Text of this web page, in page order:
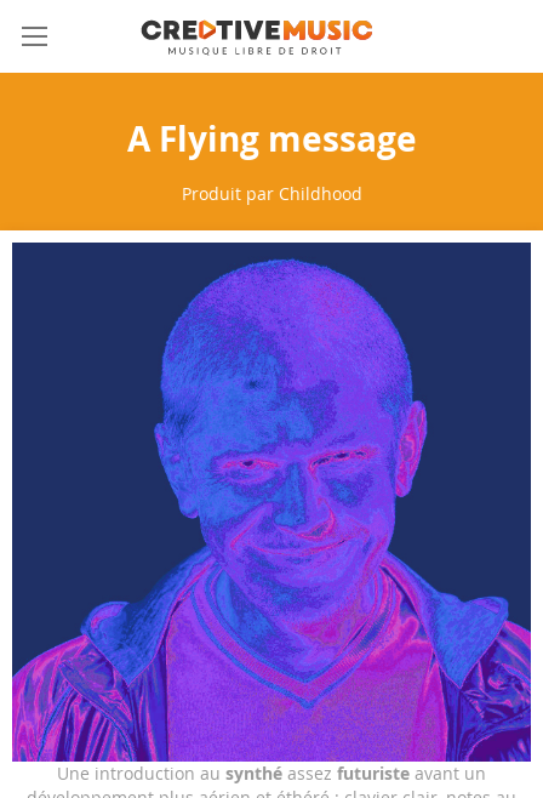
Allez
au
contenu
A Flying message
Produit par Childhood
Skip
to
the
end
of
the
images
gallery
Skip
Une introduction au synthé assez futuriste avant un